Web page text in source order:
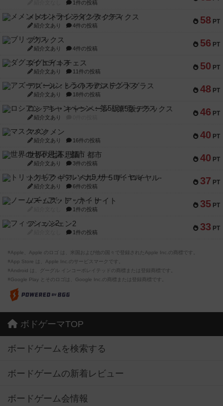
1件の投稿
58 PT
メメントオンラインタクティクス
紹介文あり 4件の投稿
56 PT
ブリックス
紹介文あり 4件の投稿
50 PT
ダグエイトチェス
紹介文あり 11件の投稿
48 PT
アズール：シントラのステンドグラス
紹介文あり 18件の投稿
46 PT
ロシアン・キャンペーン：第5版デラックス
紹介文あり
40 PT
マスクメン
紹介文あり 16件の投稿
40 PT
世界の七不思議：都市
紹介文あり 3件の投稿
37 PT
トリックギア - ペルソナ5 ザ・ロイヤル-
紹介文あり 6件の投稿
35 PT
ノームズ・アット・ナイト
1件の投稿
33 PT
フィッシェン2
1件の投稿
※Apple、Apple のロゴ は、米国および他の国々で登録されたApple Inc.の商標です。
※App Store は、Apple Inc.のサービスマークです。
※Android は、グーグル インコーポレイテッドの商標または登録商標です。
※Google Play とそのロゴは、Google Inc.の商標または登録商標です。
ボドゲーマTOP
ボードゲームを検索する
ボードゲームの新着レビュー
ボードゲーム会情報